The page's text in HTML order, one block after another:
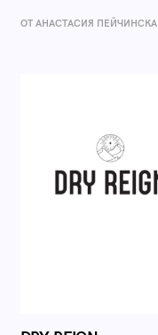
ОТ AНАСТАСИЯ ПЕЙЧИНСКА